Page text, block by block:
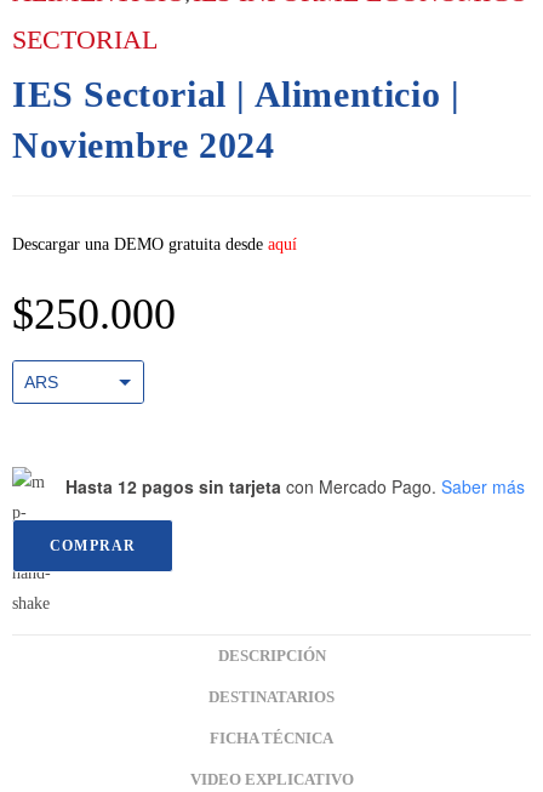
SECTORIAL
IES Sectorial | Alimenticio |
Noviembre 2024
Descargar una DEMO gratuita desde aquí
$250.000
ARS
Hasta 12 pagos sin tarjeta con Mercado Pago. Saber más
COMPRAR
DESCRIPCIÓN
DESTINATARIOS
FICHA TÉCNICA
VIDEO EXPLICATIVO